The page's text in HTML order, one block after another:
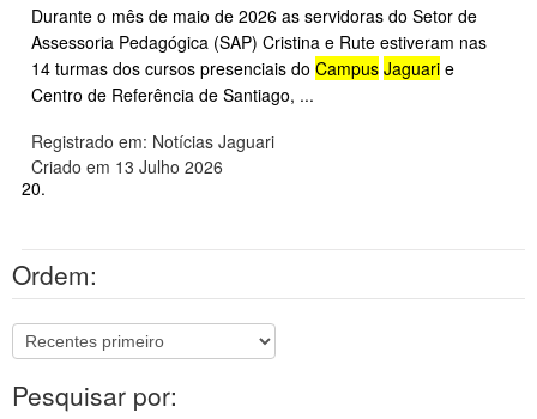
Durante o mês de maio de 2026 as servidoras do Setor de
Assessoria Pedagógica (SAP) Cristina e Rute estiveram nas
14 turmas dos cursos presenciais do Campus Jaguari e
Centro de Referência de Santiago, ...
Registrado em: Notícias Jaguari
Criado em 13 Julho 2026
20.
Ordem:
Pesquisar por: